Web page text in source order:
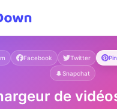
Facebook Twitter
Snapchat
de